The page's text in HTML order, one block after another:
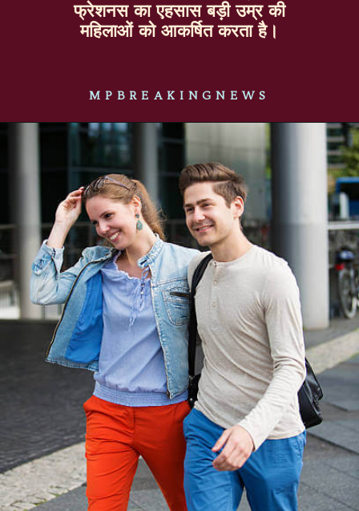
MPBREAKINGNEWS
फ्रेशनस का एहसास बड़ी उम्र की
महिलाओं को आकर्षित करता है।